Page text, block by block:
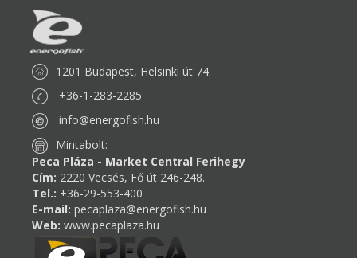
1201 Budapest, Helsinki út 74.
+36-1-283-2285
info@energofish.hu
Mintabolt:
Peca Pláza - Market Central Ferihegy
Cím: 2220 Vecsés, Fő út 246-248.
Tel.: +36-29-553-400
E-mail: pecaplaza@energofish.hu
Web: www.pecaplaza.hu